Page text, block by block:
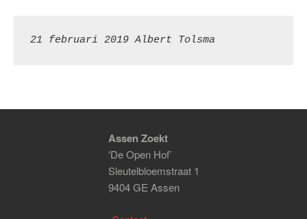
21 februari 2019 Albert Tolsma
Assen Zoekt
‘De Open Hof’
Sleutelbloemstraat 1
9404 GE Assen